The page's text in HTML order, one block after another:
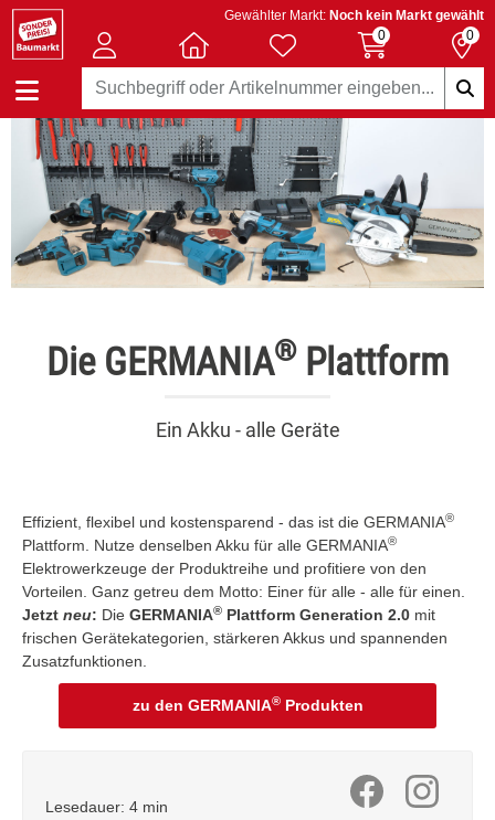
Gewählter Markt: Noch kein Markt gewählt
0
0
Die GERMANIA®Plattform
Ein Akku - alle Geräte
Effizient, flexibel und kostensparend - das ist die GERMANIA®
Plattform. Nutze denselben Akku für alle GERMANIA®
Elektrowerkzeuge der Produktreihe und profitiere von den
Vorteilen. Ganz getreu dem Motto: Einer für alle - alle für einen.
Jetzt neu: Die GERMANIA® Plattform Generation 2.0 mit
frischen Gerätekategorien, stärkeren Akkus und spannenden
Zusatzfunktionen.
zu den GERMANIA®Produkten
Lesedauer: 4 min